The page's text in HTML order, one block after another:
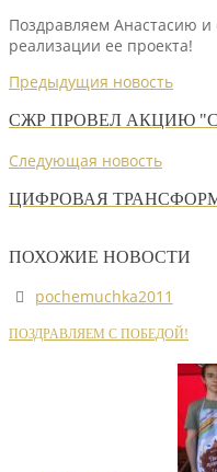
Поздравляем Анастасию
реализации ее проекта!
Предыдущия новость
СЖР ПРОВЕЛ АКЦИЮ
Следующая новость
ЦИФРОВАЯ
ПОХОЖИЕ НОВОСТИ
pochemuchka2011
ПОЗДРАВЛЯЕМ С ПОБЕДОЙ!